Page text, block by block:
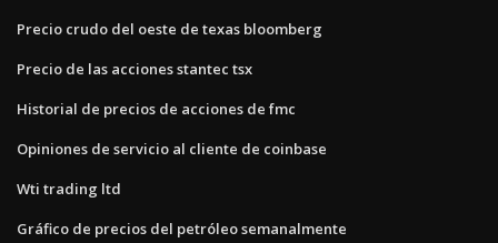
Precio crudo del oeste de texas bloomberg
Precio de las acciones stantec tsx
Historial de precios de acciones de fmc
Opiniones de servicio al cliente de coinbase
Wti trading ltd
Gráfico de precios del petróleo semanalmente